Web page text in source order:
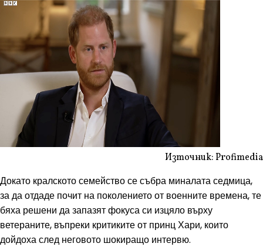
Източник: Profimedia
Докато кралското семейство се събра миналата седмица,
за да отдаде почит на поколението от военните времена, те
бяха решени да запазят фокуса си изцяло върху
ветераните, въпреки критиките от принц Хари, които
дойдоха след неговото шокиращо интервю.